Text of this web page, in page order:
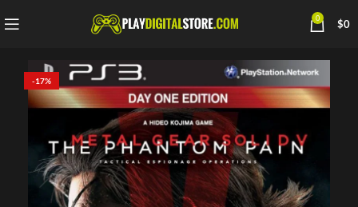
0 $0
-17%